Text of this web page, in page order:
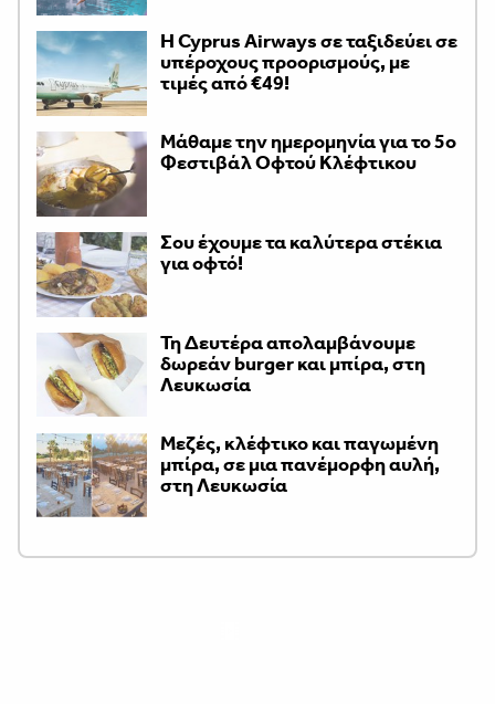
H Cyprus Airways σε ταξιδεύει σε
υπέροχους προορισμούς, με
τιμές από €49!
Μάθαμε την ημερομηνία για το 5ο
Φεστιβάλ Οφτού Κλέφτικου
Σου έχουμε τα καλύτερα στέκια
για οφτό!
Τη Δευτέρα απολαμβάνουμε
δωρεάν burger και μπίρα, στη
Λευκωσία
Μεζές, κλέφτικο και παγωμένη
μπίρα, σε μια πανέμορφη αυλή,
στη Λευκωσία